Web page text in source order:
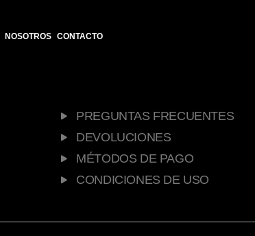
NOSOTROS CONTACTO
PREGUNTAS FRECUENTES
DEVOLUCIONES
MÉTODOS DE PAGO
CONDICIONES DE USO